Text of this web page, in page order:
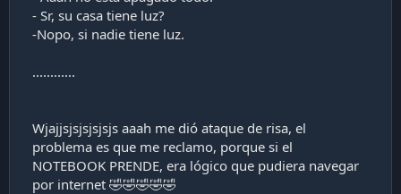
- Sr, su casa tiene luz?
-Nopo, si nadie tiene luz.
............
Wjajjsjsjsjsjsjs aaah me dió ataque de risa, el
problema es que me reclamo, porque si el
NOTEBOOK PRENDE, era lógico que pudiera navegar
por internet 🤣🤣🤣🤣🤣